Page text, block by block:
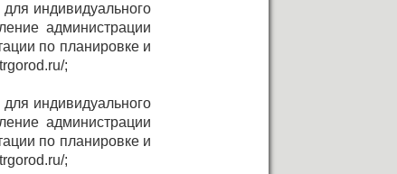
индивидуального
администрации
по планировке и
;
индивидуального
администрации
по планировке и
;